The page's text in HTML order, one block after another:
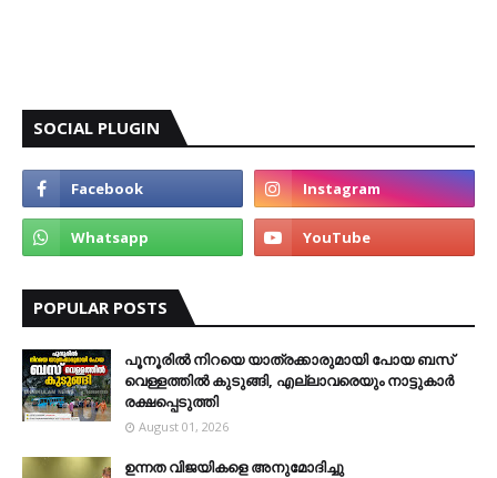
SOCIAL PLUGIN
POPULAR POSTS
പൂനൂരിൽ നിറയെ യാത്രക്കാരുമായി പോയ ബസ്
വെള്ളത്തിൽ കുടുങ്ങി, എല്ലാവരെയും നാട്ടുകാർ
രക്ഷപ്പെടുത്തി
August 01, 2026
ഉന്നത വിജയികളെ അനുമോദിച്ചു